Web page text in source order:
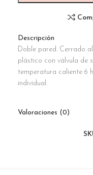
Descripción
Doble pared. Cerrado
plástico con válvula de
temperatura caliente 6
individual.
Valoraciones (0)